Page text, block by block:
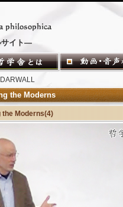
サイト―
the Moderns
the Moderns(4)